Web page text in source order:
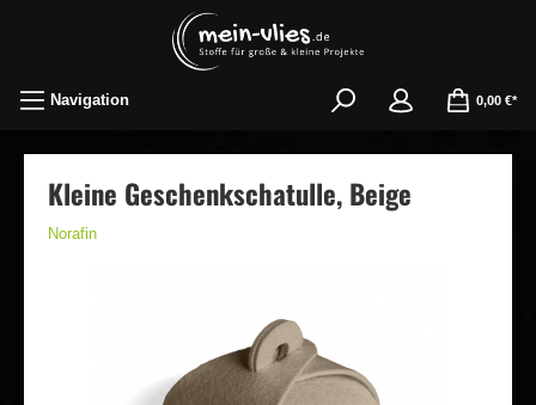
Navigation 0,00 €*
Kleine Geschenkschatulle, Beige
Norafin